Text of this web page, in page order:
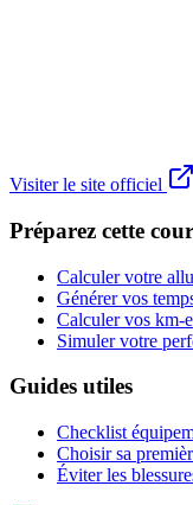
Visiter le site officiel
Préparez cette
Calculer votre
Générer vos
Calculer vos km-
Simuler votre
Guides utiles
Checklist
Choisir sa
Éviter les